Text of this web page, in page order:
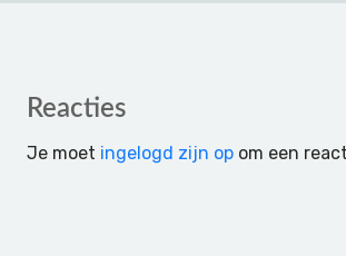
Reader
Reacties
Je moet ingelogd zijn op om een